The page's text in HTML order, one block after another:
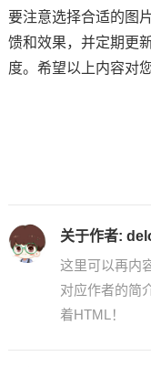
要注意选择合适的图
馈和效果，并定期更
度。希望以上内容对
关于作者:
这里可以再内
对应作者的简
着HTML！